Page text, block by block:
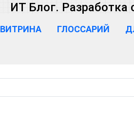
ИТ Блог. Разработка
ВИТРИНА ГЛОССАРИЙ